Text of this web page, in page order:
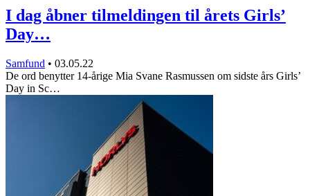
I dag åbner tilmeldingen til årets Girls’
Day…
Samfund • 03.05.22
De ord benytter 14-årige Mia Svane Rasmussen om sidste års Girls’
Day in Sc…